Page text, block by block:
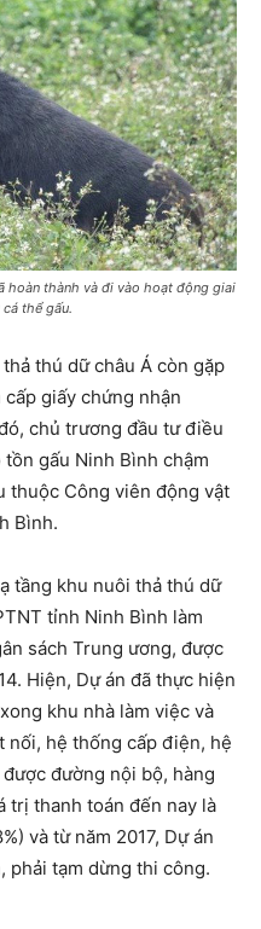
hoàn thành và đi vào hoạt động giai
thể gấu.
thú dữ châu Á còn gặp
giấy chứng nhận
chủ trương đầu tư điều
gấu Ninh Bình chậm
thuộc Công viên động vật
Bình.
tầng khu nuôi thả thú dữ
tỉnh Ninh Bình làm
sách Trung ương, được
Hiện, Dự án đã thực hiện
khu nhà làm việc và
nối, hệ thống cấp điện, hệ
đường nội bộ, hàng
trị thanh toán đến nay là
và từ năm 2017, Dự án
phải tạm dừng thi công.